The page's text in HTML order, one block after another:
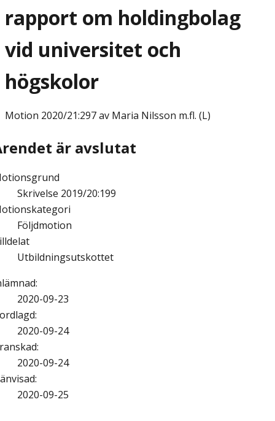
rapport om holdingbolag
vid universitet och
högskolor
Motion 2020/21:297 av Maria Nilsson m.fl. (L)
är avslutat
Skrivelse 2019/20:199
Följdmotion
Utbildningsutskottet
:
2020-09-23
:
2020-09-24
:
2020-09-24
:
2020-09-25